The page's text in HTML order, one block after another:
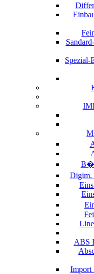
Spezial-
Digim.
ABS
Import